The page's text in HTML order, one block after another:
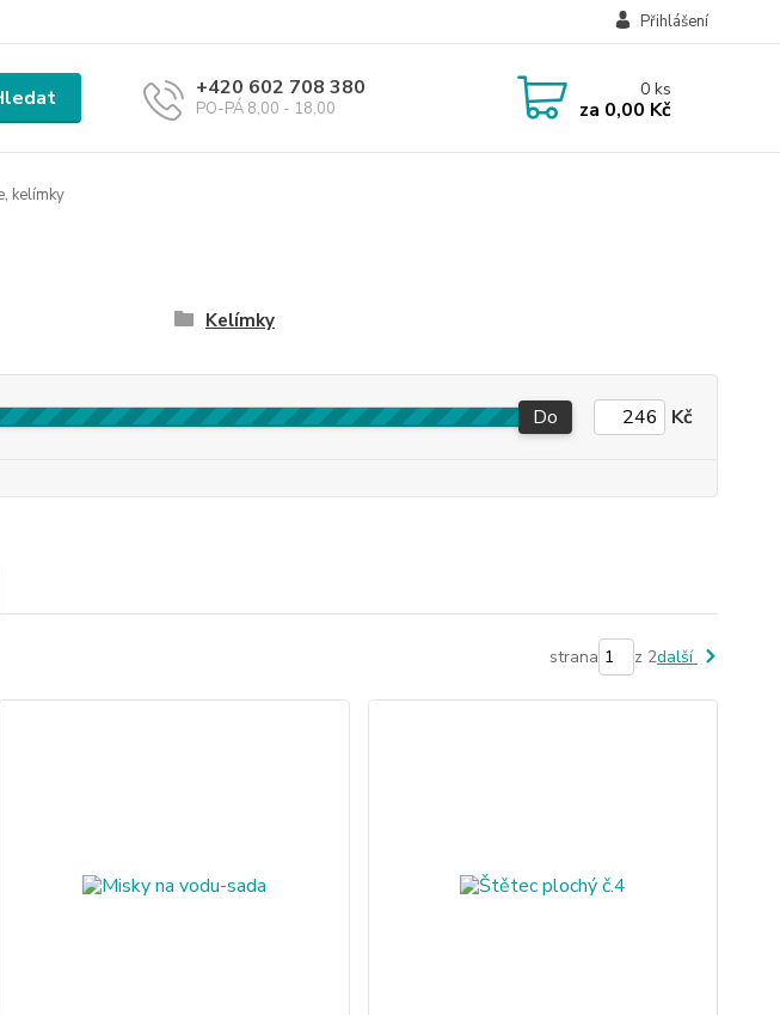
Přihlášení
+420 602 708 380
PO-PÁ 8,00 - 18,00
0ks
za 0,00 Kč
kelímky
Kelímky
Do Kč
strana z 2další